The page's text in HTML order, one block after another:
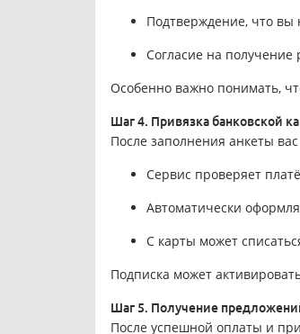
Подтверждение, что вы
Согласие на
Особенно важно понимать,
Шаг 4. Привязка банковской
После заполнения анкеты
Сервис проверяет
Автоматически
С карты может
Подписка может
Шаг 5. Получение
После успешной оплаты и